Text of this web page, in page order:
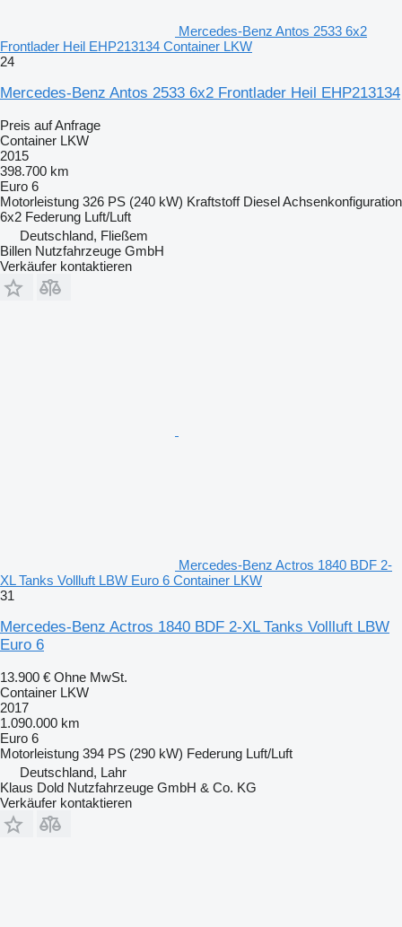
Mercedes-Benz Antos 2533 6x2
Frontlader Heil EHP213134 Container LKW
24
Mercedes-Benz Antos 2533 6x2 Frontlader Heil EHP213134
Preis auf Anfrage
Container LKW
2015
398.700 km
Euro 6
Motorleistung 326 PS (240 kW) Kraftstoff DieselAchsenkonfiguration
6x2 Federung Luft/Luft
Deutschland, Fließem
Billen Nutzfahrzeuge GmbH
Verkäufer kontaktieren
Mercedes-Benz Actros 1840 BDF 2-
XL Tanks Vollluft LBW Euro 6 Container LKW
31
Mercedes-Benz Actros 1840 BDF 2-XL Tanks Vollluft LBW
Euro 6
13.900 € Ohne MwSt.
Container LKW
2017
1.090.000 km
Euro 6
Motorleistung 394 PS (290 kW) Federung Luft/Luft
Deutschland, Lahr
Klaus Dold Nutzfahrzeuge GmbH & Co. KG
Verkäufer kontaktieren